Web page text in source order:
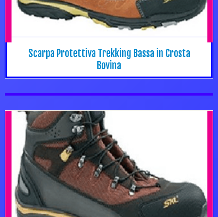
Scarpa Protettiva Trekking Bassa in Crosta
Bovina